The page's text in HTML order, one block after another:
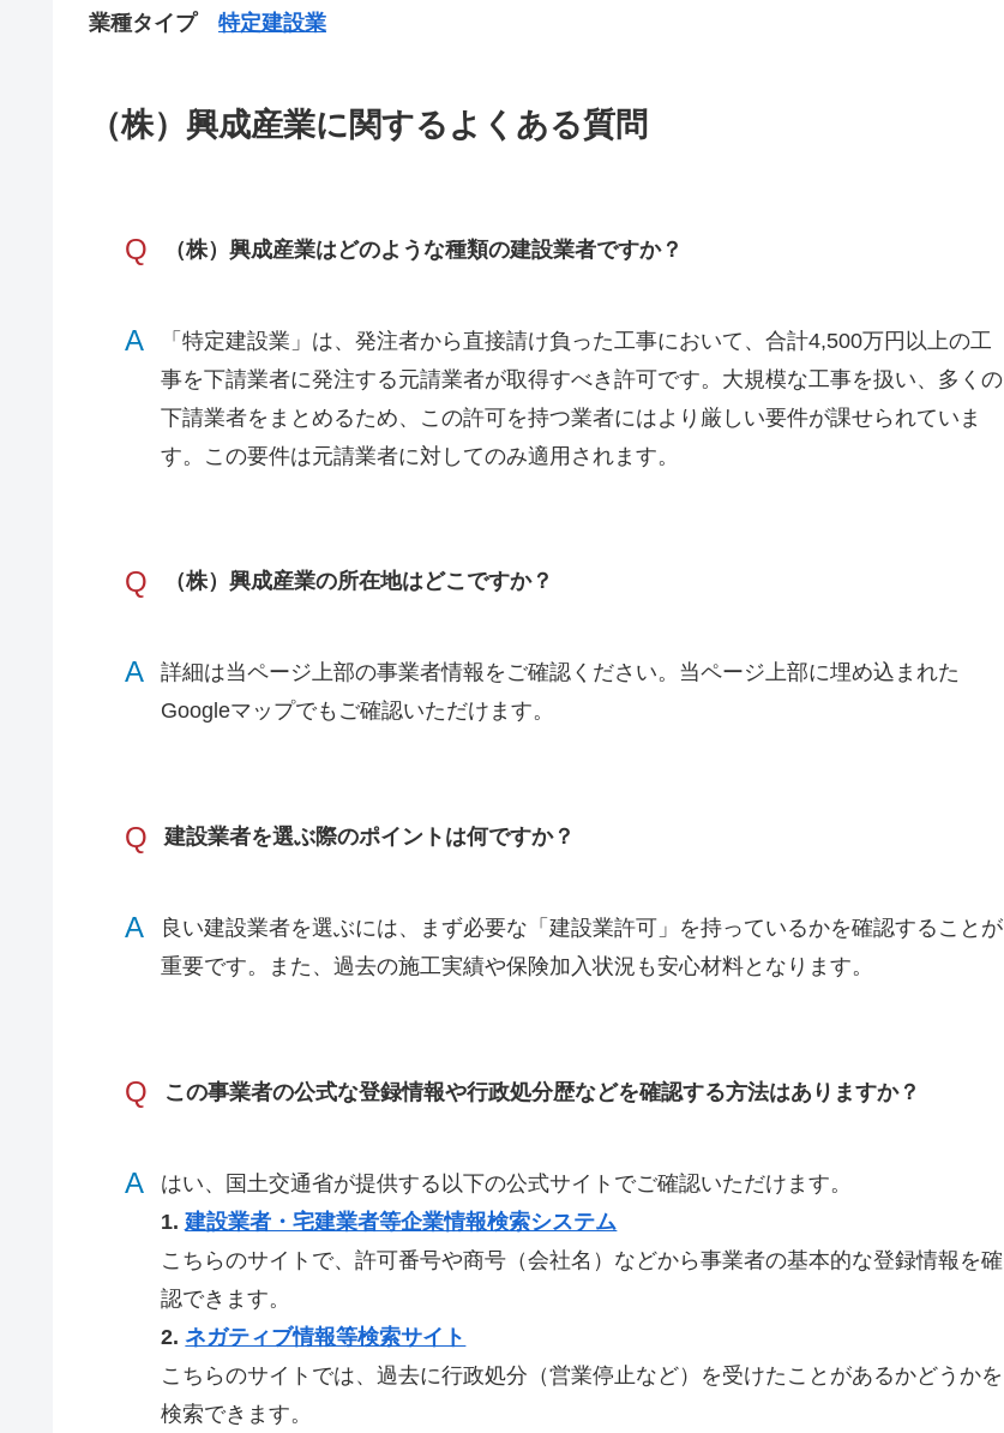
業種タイプ 特定建設業
（株）興成産業に関するよくある質問
Q （株）興成産業はどのような種類の建設業者ですか？
A
「特定建設業」は、発注者から直接請け負った工事において、合計4,500万円以上の工
事を下請業者に発注する元請業者が取得すべき許可です。大規模な工事を扱い、多くの
下請業者をまとめるため、この許可を持つ業者にはより厳しい要件が課せられていま
す。この要件は元請業者に対してのみ適用されます。
Q （株）興成産業の所在地はどこですか？
A
詳細は当ページ上部の事業者情報をご確認ください。当ページ上部に埋め込まれた
Googleマップでもご確認いただけます。
Q 建設業者を選ぶ際のポイントは何ですか？
A
良い建設業者を選ぶには、まず必要な「建設業許可」を持っているかを確認することが
重要です。また、過去の施工実績や保険加入状況も安心材料となります。
Q この事業者の公式な登録情報や行政処分歴などを確認する方法はありますか？
A
はい、国土交通省が提供する以下の公式サイトでご確認いただけます。
1.建設業者・宅建業者等企業情報検索システム
こちらのサイトで、許可番号や商号（会社名）などから事業者の基本的な登録情報を確
認できます。
2.ネガティブ情報等検索サイト
こちらのサイトでは、過去に行政処分（営業停止など）を受けたことがあるかどうかを
検索できます。